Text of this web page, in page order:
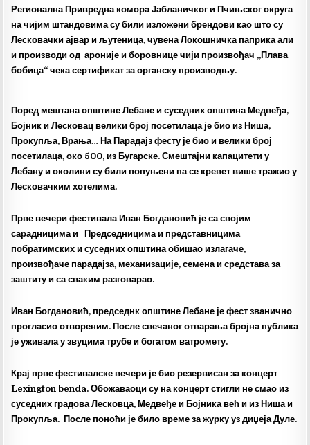
Регионална Привредна комора Јабланичког и Пчињског округа
на чијим штандовима су били изложени брендови као што су
Лесковачки ајвар и љутеница, чувена Локошничка паприка али
и производи од ароније и боровнице чији произвођач „Плава
бобица“ чека сертификат за органску производњу.
Поред мештана општине Лебане и суседних општина Медвеђа,
Бојник и Лесковац велики број посетилаца је био из Ниша,
Прокупља, Врања… На Парадајз фесту је био и велики број
посетилаца, око 500, из Бугарске. Смештајни капацитети у
Лебану и околини су били попуњени па се кревет више тражио у
Лесковачким хотелима.
Прве вечери фестивала Иван Богдановић је са својим
сарадницима и Председницима и представницима
побратимских и суседних општина обишао излагаче,
произвођаче парадајза, механизације, семена и средстава за
заштиту и са сваким разговарао.
Иван Богдановић, председнк општине Лебане је фест званично
прогласио отвореним. После свечаног отварања бројна публика
је уживала у звуцима трубе и богатом ватромету.
Крај прве фестивалске вечери је био резервисан за концерт
Lexington benda. Обожаваоци су на концерт стигли не смао из
суседних градова Лесковца, Медвеђе и Бојника већ и из Ниша и
Прокупља. После поноћи је било време за журку уз диџеја Дуле.